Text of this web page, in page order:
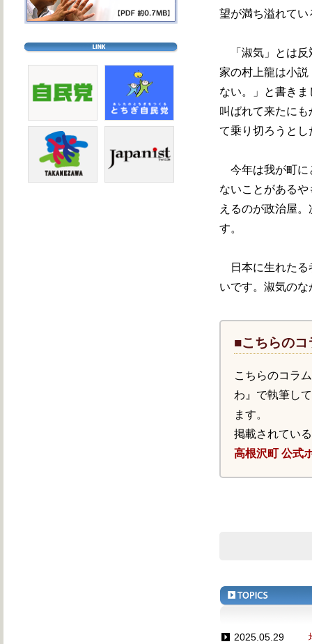
望が満ち溢れて
「淑気」とは反
家の村上龍は小
ない。」と書き
叫ばれて来たに
て乗り切ろうと
今年は我が町に
ないことがある
えるのが政治屋
す。
日本に生れたる
いです。淑気のな
■こちらの
こちらのコラ
わ』で執筆し
ます。
掲載されてい
高根沢町 公式
2025.05.29